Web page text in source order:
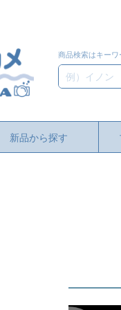
商品検索はキー
新品から探す